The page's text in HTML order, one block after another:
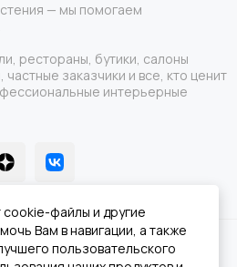
— мы помогаем
рестораны, бутики, салоны
заказчики и все, кто ценит
интерьерные
и Туи!.Карта сайта
cookie-файлы и другие
Вам в навигации, а также
пользовательского